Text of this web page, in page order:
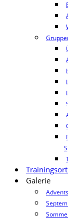
Galerie